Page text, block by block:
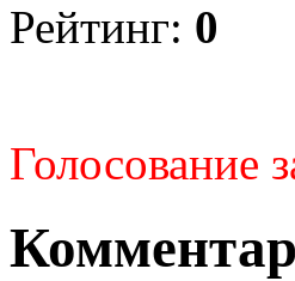
Рейтинг: 0
Голосование